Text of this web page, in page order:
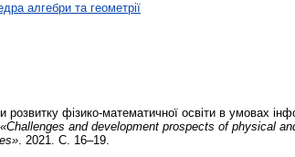
алгебри та геометрії
фізико-математичної освіти в умовах
and development prospects of physical
. 2021. С. 16–19.